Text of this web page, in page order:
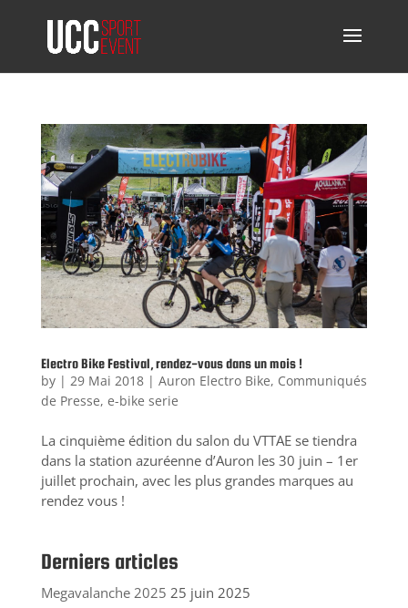
Electro Bike Festival, rendez-vous dans un mois !
by | 29 Mai 2018| Auron Electro Bike, Communiqués
de Presse, e-bike serie
La cinquième édition du salon du VTTAE se tiendra
dans la station azuréenne d’Auron les 30 juin – 1er
juillet prochain, avec les plus grandes marques au
rendez vous !
Derniers articles
Megavalanche 2025 25 juin 2025